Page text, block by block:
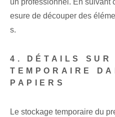
un professionnel. En suivant
esure de découper des
s.
4. DÉTAILS SUR
TEMPORAIRE
PAPIERS
Le stockage temporaire du